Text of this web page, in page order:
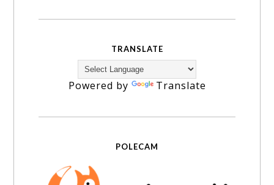
TRANSLATE
Powered by Translate
POLECAM